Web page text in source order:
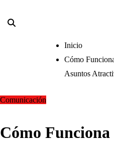
Inicio
Cómo
Asuntos
Comunicación
Cómo Funciona